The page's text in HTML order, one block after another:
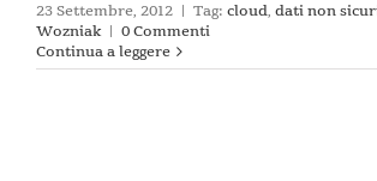
23 Settembre, 2012 | Tag: cloud, dati non
Wozniak | 0 Commenti
Continua a leggere